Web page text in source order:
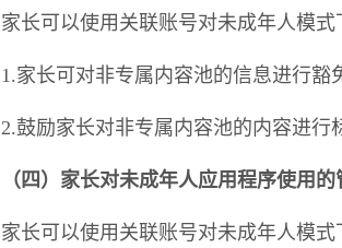
家长可以使用关联账号对未成年人模
1.家长可对非专属内容池的信息进行
2.鼓励家长对非专属内容池的内容进
（四）家长对未成年人应用程序使用的
家长可以使用关联账号对未成年人模